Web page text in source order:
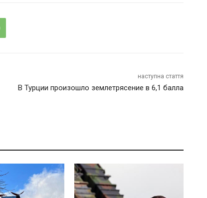
наступна стаття
В Турции произошло землетрясение в 6,1 балла